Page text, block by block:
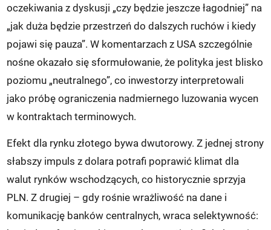
oczekiwania z dyskusji „czy będzie jeszcze łagodniej” na
„jak duża będzie przestrzeń do dalszych ruchów i kiedy
pojawi się pauza”. W komentarzach z USA szczególnie
nośne okazało się sformułowanie, że polityka jest blisko
poziomu „neutralnego”, co inwestorzy interpretowali
jako próbę ograniczenia nadmiernego luzowania wycen
w kontraktach terminowych.
Efekt dla rynku złotego bywa dwutorowy. Z jednej strony
słabszy impuls z dolara potrafi poprawić klimat dla
walut rynków wschodzących, co historycznie sprzyja
PLN. Z drugiej – gdy rośnie wrażliwość na dane i
komunikację banków centralnych, wraca selektywność: